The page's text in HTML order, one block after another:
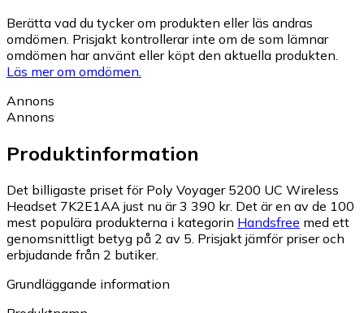
Berätta vad du tycker om produkten eller läs andras
omdömen. Prisjakt kontrollerar inte om de som lämnar
omdömen har använt eller köpt den aktuella produkten.
Läs mer om omdömen.
Annons
Annons
Produktinformation
Det billigaste priset för Poly Voyager 5200 UC Wireless
Headset 7K2E1AA just nu är 3 390 kr. Det är en av de 100
mest populära produkterna i kategorin Handsfree med ett
genomsnittligt betyg på 2 av 5. Prisjakt jämför priser och
erbjudande från 2 butiker.
Grundläggande information